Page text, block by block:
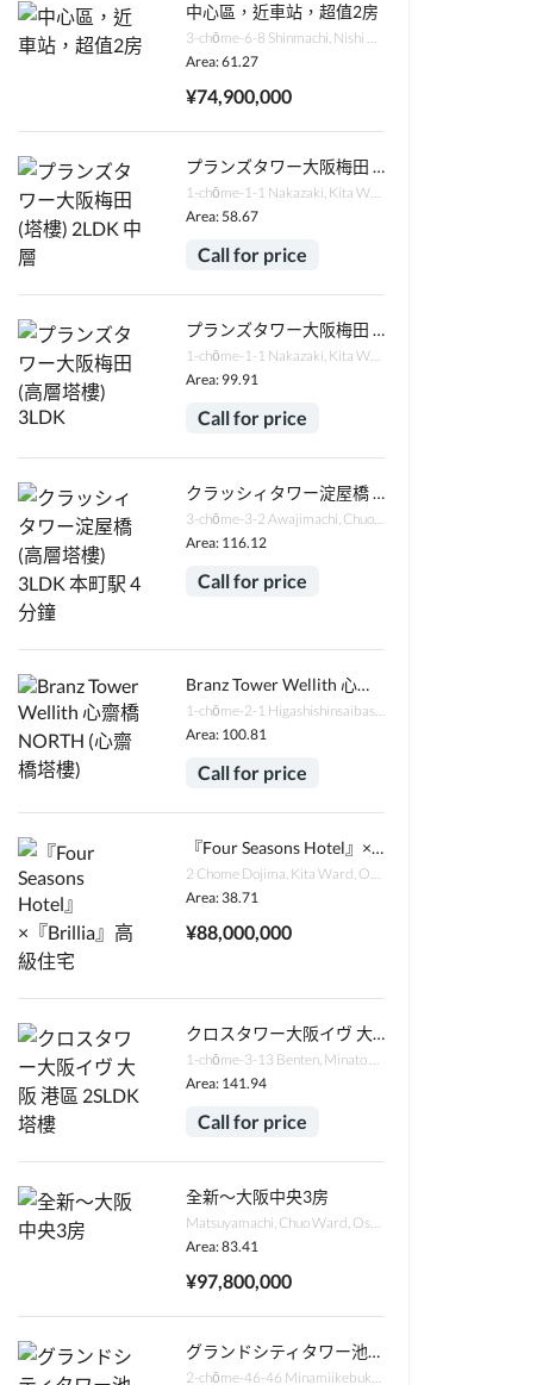
中心區，近車站，超值2房
3-chōme-6-8 Shinmachi, Nishi Ward, Osaka, 550-0013日本
Area: 61.27
¥74,900,000
プランズタワー大阪梅田 (塔樓) 2LDK 中層
1-chōme-1-1 Nakazaki, Kita Ward, Osaka, 530-0016日本
Area: 58.67
Call for price
プランズタワー大阪梅田 (高層塔樓) 3LDK
1-chōme-1-1 Nakazaki, Kita Ward, Osaka, 530-0016日本
Area: 99.91
Call for price
クラッシィタワー淀屋橋 (高層塔樓) 3LDK 本町駅 4分鐘
3-chōme-3-2 Awajimachi, Chuo Ward, Osaka, 541-0047日本
Area: 116.12
Call for price
Branz Tower Wellith 心齋橋 NORTH (心齋橋塔樓)
1-chōme-2-1 Higashishinsaibashi, Chuo Ward, Osaka, 542-0083日本
Area: 100.81
Call for price
『Four Seasons Hotel』×『Brillia』高級住宅
2 Chome Dojima, Kita Ward, Osaka, 530-0003日本
Area: 38.71
¥88,000,000
クロスタワー大阪イヴ 大阪 港區 2SLDK 塔樓
1-chōme-3-13 Benten, Minato Ward, Osaka, 552-0007日本
Area: 141.94
Call for price
全新～大阪中央3房
Matsuyamachi, Chuo Ward, Osaka, 542-0067日本
Area: 83.41
¥97,800,000
グランドシティタワー池袋 2LDK 東京 豐島區 南池袋
2-chōme-46-46 Minamiikebukuro, Toshima City, Tokyo 171-0022日本